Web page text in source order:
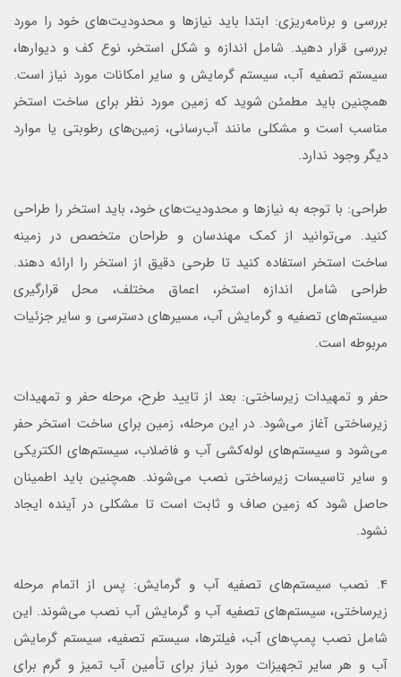
بررسی و برنامه‌ریزی: ابتدا باید نیازها و محدودیت‌های خود را مورد
بررسی قرار دهید. شامل اندازه و شکل استخر، نوع کف و دیوارها،
سیستم تصفیه آب، سیستم گرمایش و سایر امکانات مورد نیاز است.
همچنین باید مطمئن شوید که زمین مورد نظر برای ساخت استخر
مناسب است و مشکلی مانند آب‌رسانی، زمین‌های رطوبتی یا موارد
دیگر وجود ندارد.
طراحی: با توجه به نیازها و محدودیت‌های خود، باید استخر را طراحی
کنید. می‌توانید از کمک مهندسان و طراحان متخصص در زمینه
ساخت استخر استفاده کنید تا طرحی دقیق از استخر را ارائه دهند.
طراحی شامل اندازه استخر، اعماق مختلف، محل قرارگیری
سیستم‌های تصفیه و گرمایش آب، مسیرهای دسترسی و سایر جزئیات
مربوطه است.
حفر و تمهیدات زیرساختی: بعد از تایید طرح، مرحله حفر و تمهیدات
زیرساختی آغاز می‌شود. در این مرحله، زمین برای ساخت استخر حفر
می‌شود و سیستم‌های لوله‌کشی آب و فاضلاب، سیستم‌های الکتریکی
و سایر تاسیسات زیرساختی نصب می‌شوند. همچنین باید اطمینان
حاصل شود که زمین صاف و ثابت است تا مشکلی در آینده ایجاد
نشود.
4. نصب سیستم‌های تصفیه آب و گرمایش: پس از اتمام مرحله
زیرساختی، سیستم‌های تصفیه آب و گرمایش آب نصب می‌شوند. این
شامل نصب پمپ‌های آب، فیلترها، سیستم تصفیه، سیستم گرمایش
آب و هر سایر تجهیزات مورد نیاز برای تأمین آب تمیز و گرم برای